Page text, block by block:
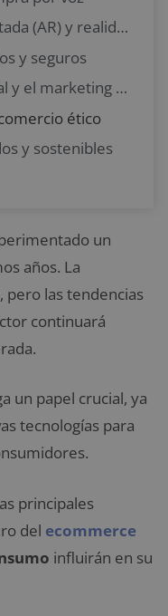
3. Realidad aumentada (AR) y realidad virtual (VR)
y seguros
5. El comercio social y el marketing de influencers
ético
y sostenibles
un
años. La
pero las tendencias
continuará
un papel crucial, ya
tecnologías para
principales
del ecommerce
influirán en su